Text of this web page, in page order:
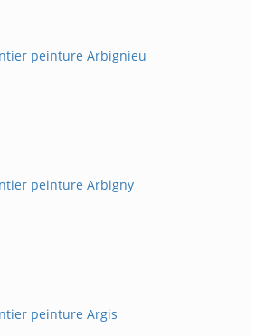
peinture Arbignieu
peinture Arbigny
peinture Argis